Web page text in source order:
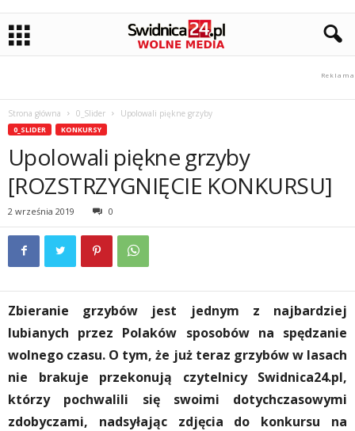
Strona główna 0_Slider Upolowali piękne grzyby
0_SLIDER KONKURSY
Upolowali piękne grzyby
[ROZSTRZYGNIĘCIE KONKURSU]
2 września 2019 0
Zbieranie grzybów jest jednym z najbardziej
lubianych przez Polaków sposobów na spędzanie
wolnego czasu. O tym, że już teraz grzybów w lasach
nie brakuje przekonują czytelnicy Swidnica24.pl,
którzy pochwalili się swoimi dotychczasowymi
zdobyczami, nadsyłając zdjęcia do konkursu na